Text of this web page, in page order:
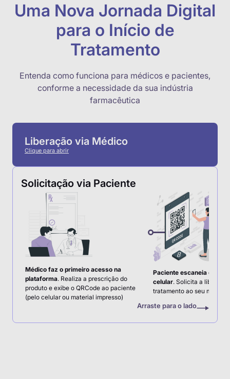
Uma Nova Jornada Digital
para o Início de
Tratamento
Entenda como funciona para médicos e pacientes,
conforme a necessidade da sua indústria
farmacêutica
Liberação via Médico
Clique para abrir
Solicitação via Paciente
Médico faz o primeiro acesso na
plataforma. Realiza a prescrição do
produto e exibe o QRCode ao paciente
(pelo celular ou material impresso)
Paciente escaneia o
celular. Solicita a
tratamento ao seu médico
Arraste para o lado